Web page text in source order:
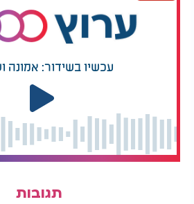
עכשיו בשידור: אמונה
תגובות